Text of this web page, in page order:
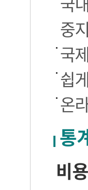
중
국
쉽
온
통
비